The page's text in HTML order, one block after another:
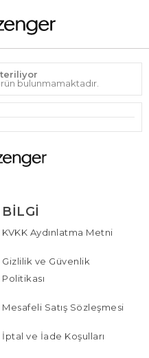
bulunmamaktadır.
BILGI
KVKK Aydınlatma Metni
Gizlilik ve Güvenlik
Politikası
Mesafeli Satış Sözleşmesi
İptal ve İade Koşulları